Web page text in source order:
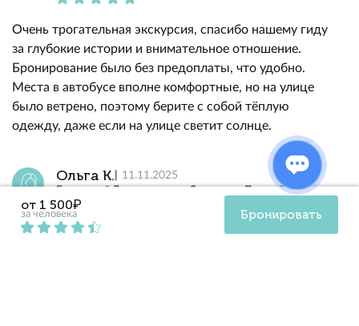
Очень трогательная экскурсия, спасибо нашему гиду
за глубокие истории и внимательное отношение.
Бронирование было без предоплаты, что удобно.
Места в автобусе вполне комфортные, но на улице
было ветрено, поэтому берите с собой тёплую
одежду, даже если на улице светит солнце.
Ольга К. 11.11.2025
Блокадный Ленинград: дом Савичевых, Пискарёвское
кладбище, Площадь Мужества
от 1 500₽
за человека Бронировать